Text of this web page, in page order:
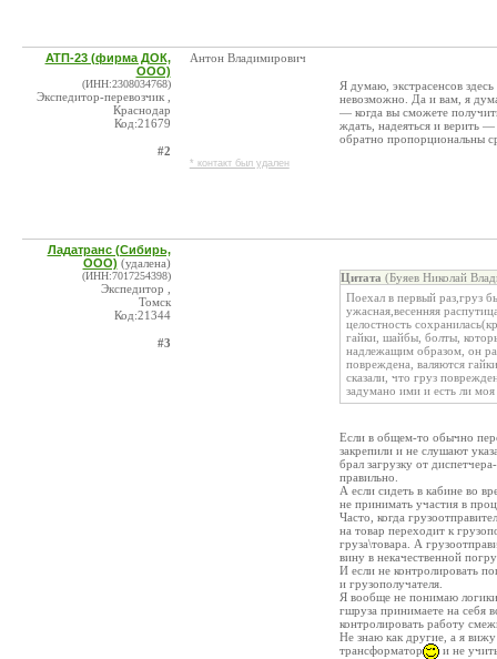
АТП-23 (фирма ДОК,
ООО)
(ИНН:2308034768)
Экспедитор-перевозчик ,
Краснодар
Код:21679
#2
Антон Владимирович
* контакт был удален
Я думаю, экстрасенсов
невозможно. Да и вам, я
— когда вы сможете
ждать, надеяться и верить
обратно пропорциональны
Ладатранс (Сибирь,
ООО) (удалена)
(ИНН:7017254398)
Экспедитор ,
Томск
Код:21344
#3
Цитата (Буяев Николай
Поехал в первый раз,груз
ужасная,весенняя
целостность
гайки, шайбы, болты,
надлежащим образом, он
повреждена, валяются
сказали, что груз
задумано ими и есть ли моя
Если в общем-то обычно
закрепили и не слушают
брал загрузку от
правильно.
А если сидеть в кабине во
не принимать участия в
Часто, когда
на товар переходит к
груза\товара. А
вину в некачественной
И если не контролировать
и грузополучателя.
Я вообще не понимаю
гшруза принимаете на себя
контролировать работу
Не знаю как другие, а я
трансформатор
и не